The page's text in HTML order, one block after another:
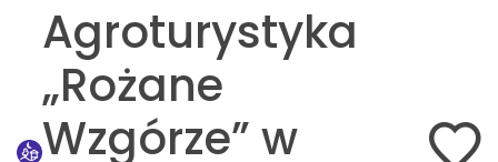
Agroturystyka
„Rożane
Wzgórze” w